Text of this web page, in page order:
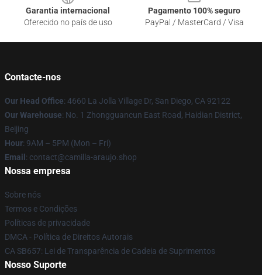
Garantia internacional
Oferecido no país de uso
Pagamento 100% seguro
PayPal / MasterCard / Visa
Contacte-nos
Our Head Office: 4660 La Jolla Village Dr, San Diego, CA 92122
Our Warehouse: No. 1 Zhongguancun East Road, Haidian District,
Beijing
Hour: 9AM – 5PM (Mon – Fri)
Email : contact@camilla-araujo.shop
Nossa empresa
Sobre nós
Termos e Condições
Políticas de privacidade
DMCA - Política de Direitos Autorais
CA SB657: Lei de Transparência de Cadeia de Suprimentos
Nosso Suporte